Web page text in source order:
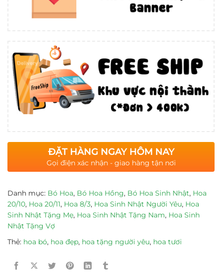
ĐẶT HÀNG NGAY HÔM NAY
Gọi điện xác nhận - giao hàng tận nơi
Danh mục: Bó Hoa, Bó Hoa Hồng, Bó Hoa Sinh Nhật, Hoa
20/10, Hoa 20/11, Hoa 8/3, Hoa Sinh Nhật Người Yêu, Hoa
Sinh Nhật Tặng Mẹ, Hoa Sinh Nhật Tặng Nam, Hoa Sinh
Nhật Tặng Vợ
Thẻ: hoa bó, hoa đẹp, hoa tặng người yêu, hoa tươi